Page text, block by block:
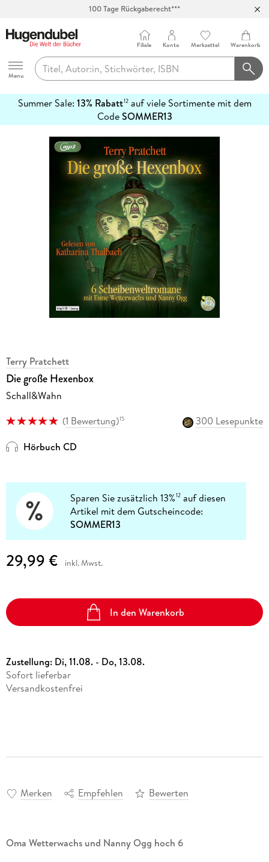
100 Tage Rückgaberecht***
Hugendubel
Menu
Filiale Konto Merkzettel Warenkorb
Summer Sale: 13% Rabatt12auf viele Sortimente mit dem
CodeSOMMER13
erfahren
Terry Pratchett
Die große Hexenbox
Schall&Wahn
(1 Bewertung)15
300 Lesepunkte
Hörbuch CD
Sparen Sie zusätzlich 13%12 auf diesen
Artikel mit dem Gutscheincode:
SOMMER13
29,99 € inkl. Mwst.
In den Warenkorb
Zustellung: Di, 11.08. - Do, 13.08.
Sofort lieferbar
Versandkostenfrei
Merken Empfehlen Bewerten
Oma Wetterwachs und Nanny Ogg hoch 6